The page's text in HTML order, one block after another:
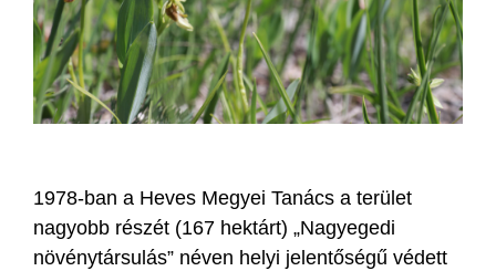
1978-ban a Heves Megyei Tanács a terület
nagyobb részét (167 hektárt) „Nagyegedi
növénytársulás” néven helyi jelentőségű védett